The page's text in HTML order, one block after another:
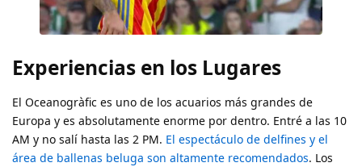
Experiencias en los Lugares
El Oceanogràfic es uno de los acuarios más grandes de
Europa y es absolutamente enorme por dentro. Entré a las 10
AM y no salí hasta las 2 PM. El espectáculo de delfines y el
área de ballenas beluga son altamente recomendados. Los